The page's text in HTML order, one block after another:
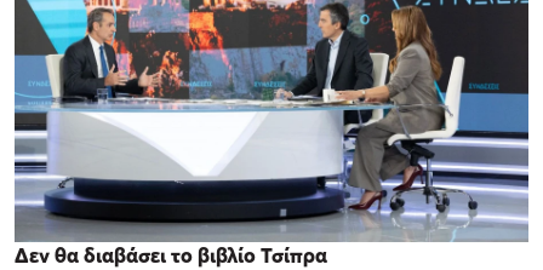
Δεν θα διαβάσει το βιβλίο Τσίπρα